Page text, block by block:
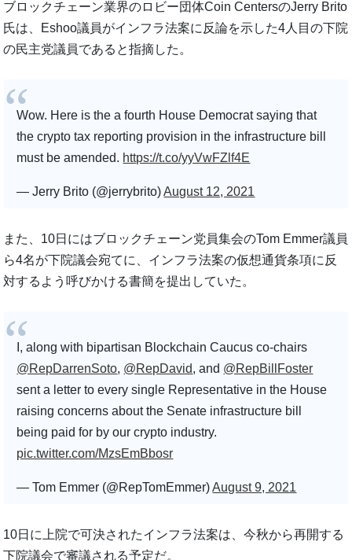
ブロックチェーン業界のロビー団体Coin CentersのJerry Brito
氏は、Eshoo議員がインフラ法案に反論を示した4人目の下院
の民主党議員であると指摘した。
Wow. Here is the a fourth House Democrat saying that
the crypto tax reporting provision in the infrastructure bill
must be amended. https://t.co/yyVwFZlf4E
— Jerry Brito (@jerrybrito)August 12, 2021
また、10日にはブロックチェーン党員集会のTom Emmer議員
ら4名が下院議会宛てに、インフラ法案の仮想通貨条項に反
対するよう呼びかける書簡を提出していた。
I, along with bipartisan Blockchain Caucus co-chairs
@RepDarrenSoto, @RepDavid, and @RepBillFoster
sent a letter to every single Representative in the House
raising concerns about the Senate infrastructure bill
being paid for by our crypto industry.
pic.twitter.com/MzsEmBbosr
— Tom Emmer (@RepTomEmmer)August 9, 2021
10日に上院で可決されたインフラ法案は、今秋から再開する
下院議会で審議される予定だ。